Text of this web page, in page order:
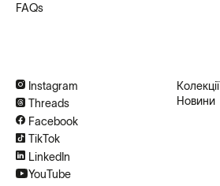
Instagram
Threads
Facebook
TikTok
LinkedIn
YouTube
FAQs
Колекції
Новини